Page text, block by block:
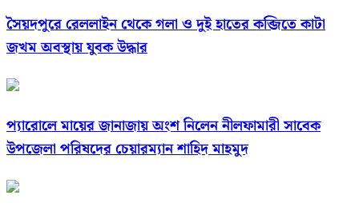
সৈয়দপুরে রেললাইন থেকে গলা ও দুই হাতের কব্জিতে কাটা
জখম অবস্থায় যুবক উদ্ধার
প্যারোলে মায়ের জানাজায় অংশ নিলেন নীলফামারী সাবেক
উপজেলা পরিষদের চেয়ারম্যান শাহিদ মাহমুদ